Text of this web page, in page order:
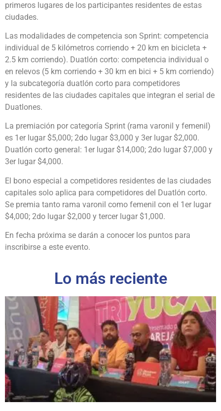
primeros lugares de los participantes residentes de estas
ciudades.
Las modalidades de competencia son Sprint: competencia
individual de 5 kilómetros corriendo + 20 km en bicicleta +
2.5 km corriendo). Duatlón corto: competencia individual o
en relevos (5 km corriendo + 30 km en bici + 5 km corriendo)
y la subcategoría duatlón corto para competidores
residentes de las ciudades capitales que integran el serial de
Duatlones.
La premiación por categoría Sprint (rama varonil y femenil)
es 1er lugar $5,000; 2do lugar $3,000 y 3er lugar $2,000.
Duatlón corto general: 1er lugar $14,000; 2do lugar $7,000 y
3er lugar $4,000.
El bono especial a competidores residentes de las ciudades
capitales solo aplica para competidores del Duatlón corto.
Se premia tanto rama varonil como femenil con el 1er lugar
$4,000; 2do lugar $2,000 y tercer lugar $1,000.
En fecha próxima se darán a conocer los puntos para
inscribirse a este evento.
Lo más reciente